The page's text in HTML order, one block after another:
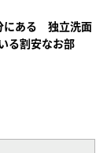
にある 独立洗面
る割安なお部